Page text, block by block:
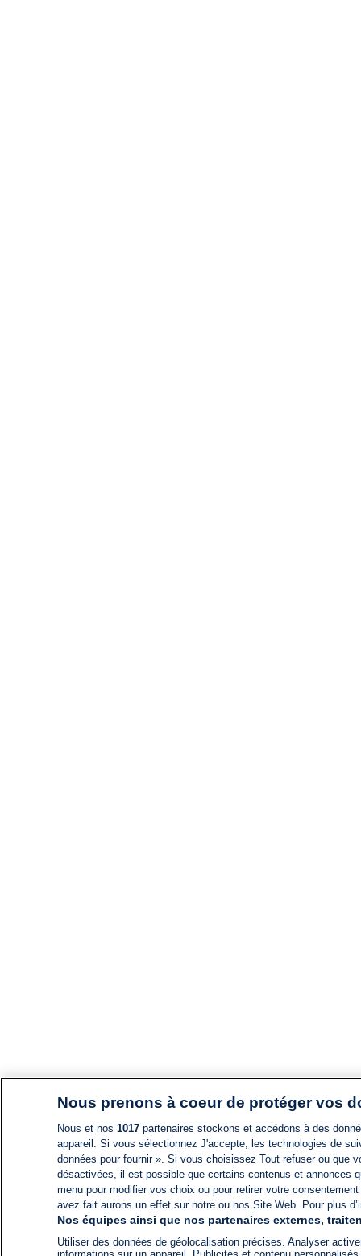
Nous prenons à coeur de protéger vos
Nous et nos 1017partenaires stockons et accédons à des
appareil. Si vous sélectionnez J'accepte, les technologies de
données pour fournir ». Si vous choisissez Tout refuser ou
désactivées, il est possible que certains contenus et annonces
menu pour modifier vos choix ou pour retirer votre
avez fait aurons un effet sur notre ou nos Site Web. Pour plus
Nos équipes ainsi que nos partenaires externes,
Utiliser des données de géolocalisation précises. Analyser